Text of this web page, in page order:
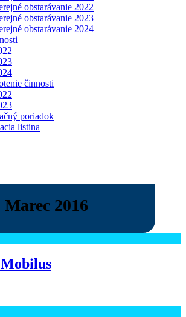
obstarávanie 2022
obstarávanie 2023
obstarávanie 2024
činnosti
poriadok
listina
Marec 2016